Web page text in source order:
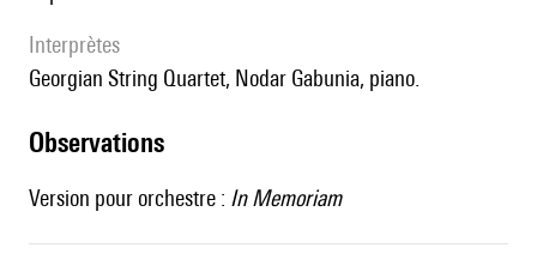
interprètes
Georgian String Quartet, Nodar Gabunia, piano.
observations
Version pour orchestre : In Memoriam